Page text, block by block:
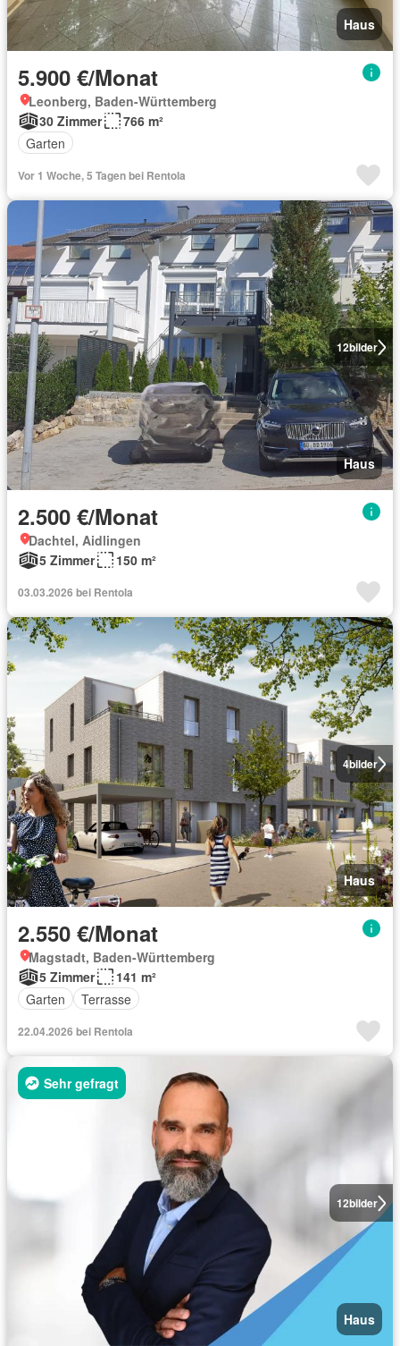
Haus
5.900 €/Monat
Leonberg, Baden-Württemberg
30 Zimmer
766 m²
Garten
Vor 1 Woche, 5 Tagen bei Rentola
12bilder
Haus
2.500 €/Monat
Dachtel, Aidlingen
5 Zimmer
150 m²
03.03.2026 bei Rentola
4bilder
Haus
2.550 €/Monat
Magstadt, Baden-Württemberg
5 Zimmer
141 m²
Garten
Terrasse
22.04.2026 bei Rentola
12bilder
Sehr gefragt
Haus